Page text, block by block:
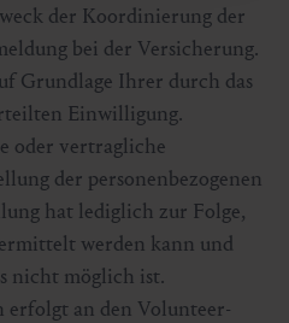
der Koordinierung der
bei der Versicherung.
Grundlage Ihrer durch das
Einwilligung.
oder vertragliche
der personenbezogenen
hat lediglich zur Folge,
werden kann und
nicht möglich ist.
erfolgt an den Volunteer-